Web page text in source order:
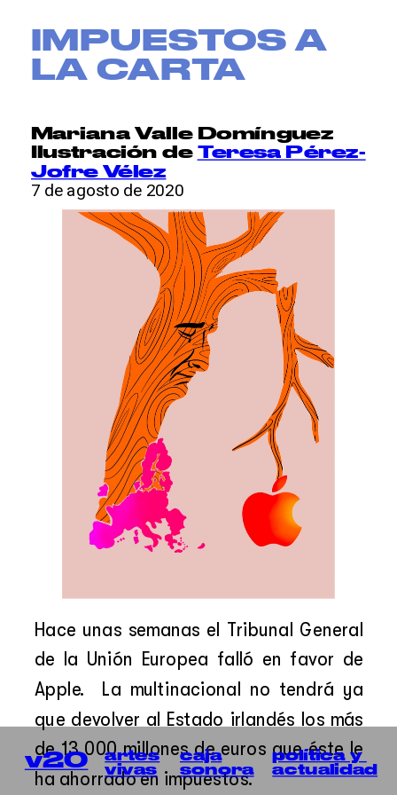
v20
política y
actualidad
caja
sonora
artes
vivas
IMPUESTOS A
LA CARTA
Mariana Valle Domínguez
Ilustración de Teresa Pérez-
Jofre Vélez
7 de agosto de 2020
Hace unas semanas el Tribunal General
de la Unión Europea falló en favor de
Apple.  La multinacional no tendrá ya
que devolver al Estado irlandés los más
de 13.000 millones de euros que éste le
ha ahorrado en impuestos.